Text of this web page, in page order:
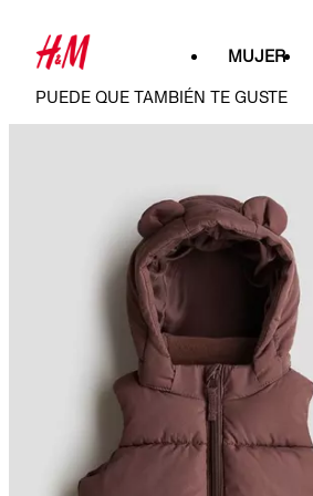
MUJER
PUEDE QUE TAMBIÉN TE GUSTE